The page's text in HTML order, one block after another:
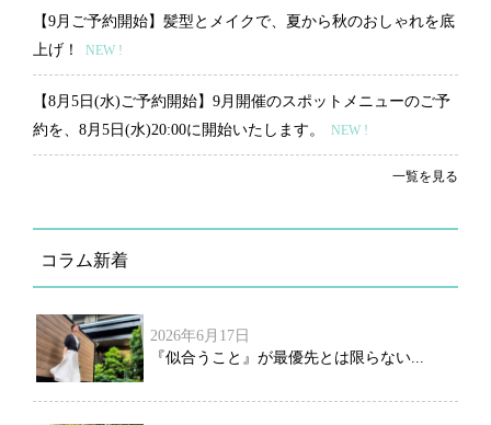
【9月ご予約開始】髪型とメイクで、夏から秋のおしゃれを底
上げ！
NEW !
【8月5日(水)ご予約開始】9月開催のスポットメニューのご予
約を、8月5日(水)20:00に開始いたします。
NEW !
一覧を見る
コラム新着
2026年6月17日
『似合うこと』が最優先とは限らない...